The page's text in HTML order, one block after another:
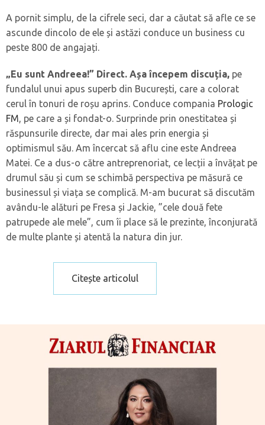
A pornit simplu, de la cifrele seci, dar a căutat să afle ce se
ascunde dincolo de ele și astăzi conduce un business cu
peste 800 de angajați.
„Eu sunt Andreea!” Direct. Așa începem discuția, pe
fundalul unui apus superb din București, care a colorat
cerul în tonuri de roșu aprins. Conduce compania Prologic
FM, pe care a și fondat-o. Surprinde prin onestitatea și
răspunsurile directe, dar mai ales prin energia și
optimismul său. Am încercat să aflu cine este Andreea
Matei. Ce a dus-o către antreprenoriat, ce lecții a învățat pe
drumul său și cum se schimbă perspectiva pe măsură ce
businessul și viața se complică. M-am bucurat să discutăm
avându-le alături pe Fresa și Jackie, ”cele două fete
patrupede ale mele”, cum îi place să le prezinte, înconjurată
de multe plante și atentă la natura din jur.
Citește articolul